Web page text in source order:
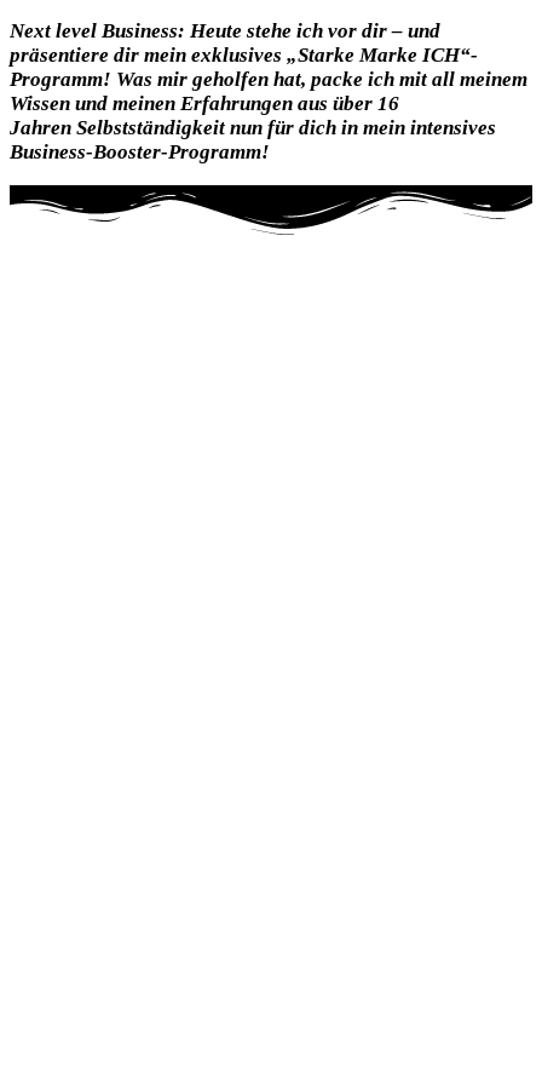
Next level Business: Heute stehe ich vor dir – und
präsentiere dir mein exklusives „Starke Marke ICH“-
Programm! Was mir geholfen hat, packe ich mit all meinem
Wissen und meinen Erfahrungen aus über 16
Jahren Selbstständigkeit nun für dich in mein intensives
Business-Booster-Programm!